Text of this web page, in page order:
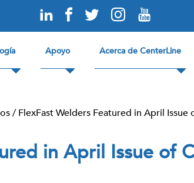
Apoyo Acerca de CenterLine
/ FlexFast Welders Featured in April
in April Issue of